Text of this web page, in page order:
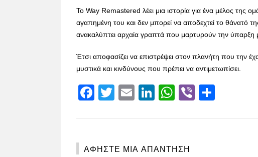
Το Way Remastered λέει μια ιστορία για ένα μέλος της
αγαπημένη του και δεν μπορεί να αποδεχτεί το θάνατό
ανακαλύπτει αρχαία γραπτά που μαρτυρούν την ύπαρξη
Έτσι αποφασίζει να επιστρέψει στον πλανήτη που την
μυστικά και κινδύνους που πρέπει να αντιμετωπίσει.
Facebook
Twitter
EmailLinkedIn
WhatsApp
Viber
ΑΦΉΣΤΕ ΜΙΑ ΑΠΆΝΤΗΣΗ